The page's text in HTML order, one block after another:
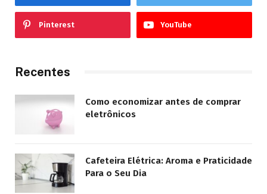
Pinterest YouTube
Recentes
Como economizar antes de comprar
eletrônicos
Cafeteira Elétrica: Aroma e Praticidade
Para o Seu Dia